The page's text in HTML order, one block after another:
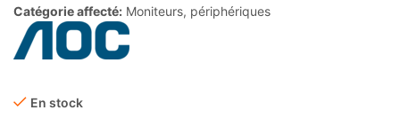
Catégorie affecté: Moniteurs, périphériques
En stock